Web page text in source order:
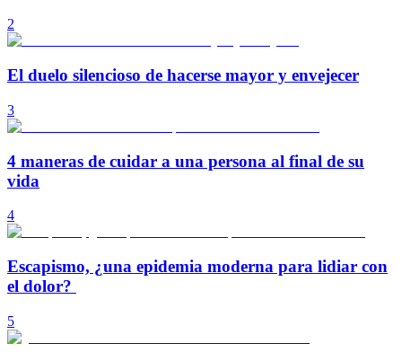
2
El duelo silencioso de hacerse mayor y envejecer
3
4 maneras de cuidar a una persona al final de su
vida
4
Escapismo, ¿una epidemia moderna para lidiar con
el dolor?
5